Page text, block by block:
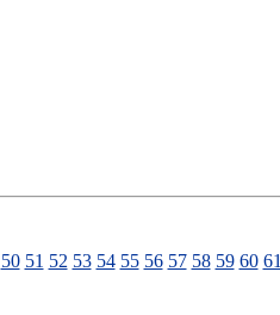
50 51 52 53 54 55 56 57 58 59 60 61